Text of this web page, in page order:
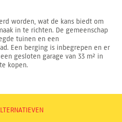
worden, wat de kans biedt om
in te richten. De gemeenschap
tuinen en een
Een berging is inbegrepen en er
gesloten garage van 33 m² in
kopen.